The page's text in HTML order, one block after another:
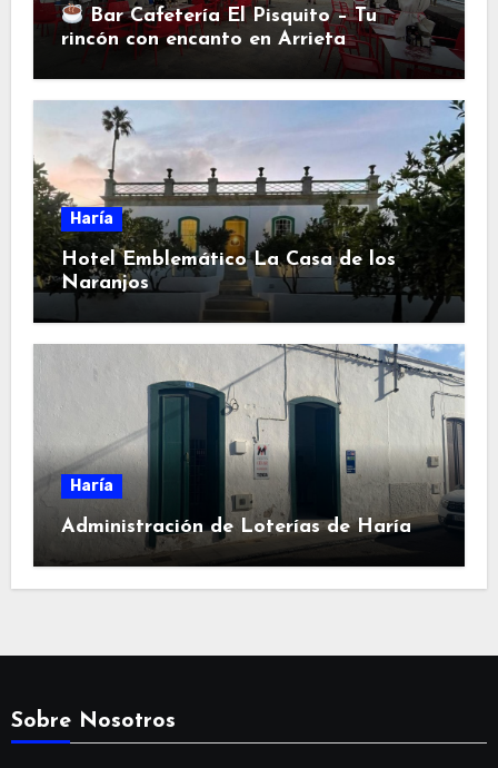
Bar Cafetería El Pisquito – Tu
rincón con encanto en Arrieta
Haría
Hotel Emblemático La Casa de los
Naranjos
Haría
Administración de Loterías de Haría
Sobre Nosotros